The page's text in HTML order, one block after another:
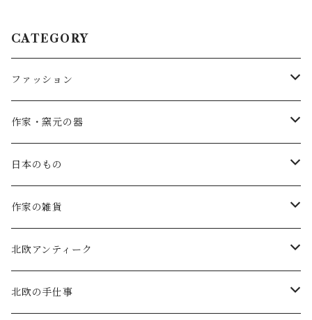
CATEGORY
ファッション
SALE
atelier naruse
atelier naruse (ﾌｫｰﾏﾙ)
MAGALI
Gauze#
作家・窯元の器
矢島操(器)
小鹿田焼の器
中川紀夫(器)
斉藤幸代（器）
日本のもの
コーヒーの道具
鳥越の竹細工(岩手)
わら細工たくぼ(宮崎)
作家の雑貨
habotan
幸生窯
北欧アンティーク
ARABIA・iittala
北欧の手仕事